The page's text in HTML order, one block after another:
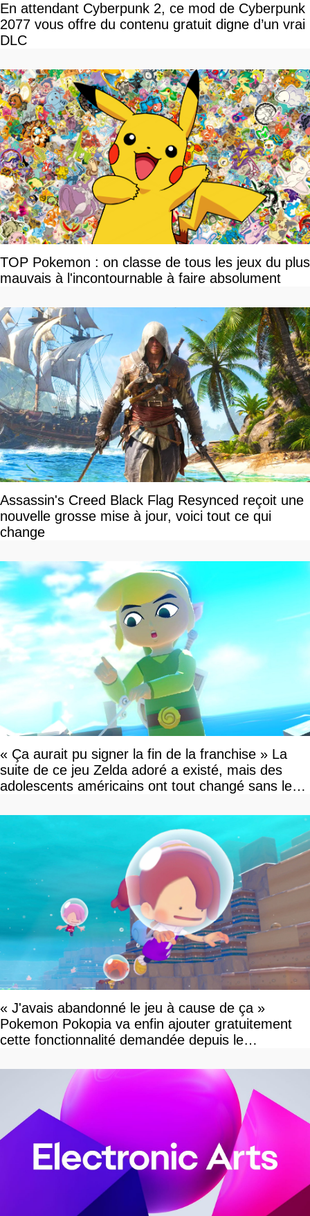
En attendant Cyberpunk 2, ce mod de Cyberpunk
2077 vous offre du contenu gratuit digne d’un vrai
DLC
TOP Pokemon : on classe de tous les jeux du plus
mauvais à l'incontournable à faire absolument
Assassin's Creed Black Flag Resynced reçoit une
nouvelle grosse mise à jour, voici tout ce qui
change
« Ça aurait pu signer la fin de la franchise » La
suite de ce jeu Zelda adoré a existé, mais des
adolescents américains ont tout changé sans le
« J'avais abandonné le jeu à cause de ça »
Pokemon Pokopia va enfin ajouter gratuitement
cette fonctionnalité demandée depuis le